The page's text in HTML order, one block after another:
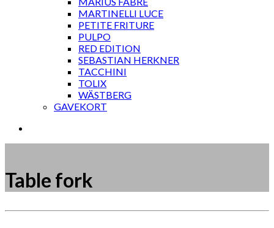
MARTINELLI LUCE
PETITE FRITURE
PULPO
RED EDITION
SEBASTIAN HERKNER
TACCHINI
TOLIX
WÄSTBERG
GAVEKORT
Table fork